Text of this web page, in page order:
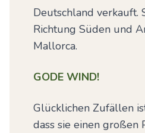
Deutschland verkauft.
Richtung Süden und
Mallorca.
GODE WIND!
Glücklichen Zufällen
dass sie einen